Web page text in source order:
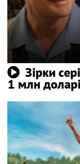
Зірки
1 млн